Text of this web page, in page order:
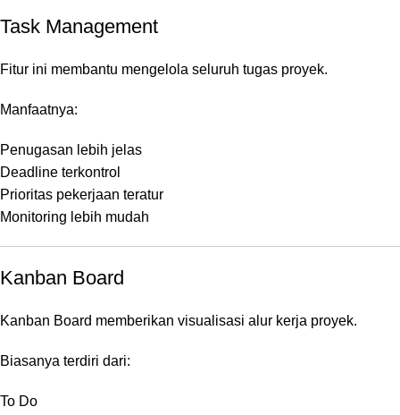
Task Management
Fitur ini membantu mengelola seluruh tugas proyek.
Manfaatnya:
Penugasan lebih jelas
Deadline terkontrol
Prioritas pekerjaan teratur
Monitoring lebih mudah
Kanban Board
Kanban Board memberikan visualisasi alur kerja proyek.
Biasanya terdiri dari:
To Do